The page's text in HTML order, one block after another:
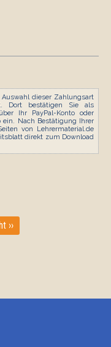
dieser Zahlungsart
Dort bestätigen Sie als
Ihr PayPal-Konto oder
Nach Bestätigung Ihrer
von Lehrermaterial.de
direkt zum Download
››